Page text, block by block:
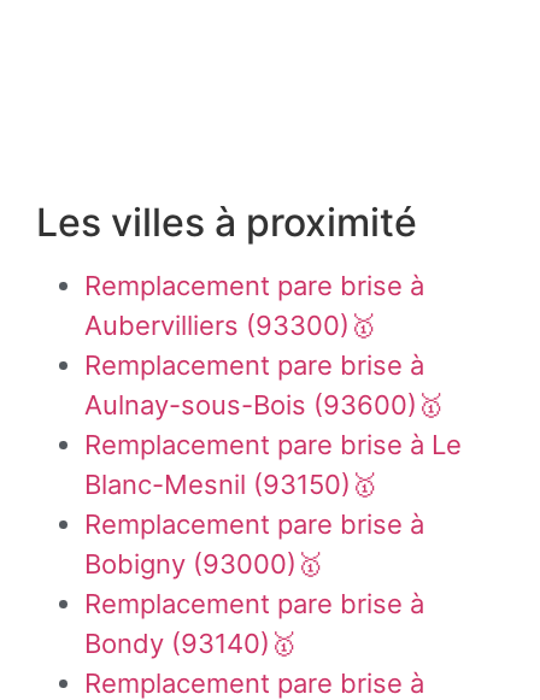
Les villes à proximité
Remplacement pare brise à
Aubervilliers (93300)🥇
Remplacement pare brise à
Aulnay-sous-Bois (93600)🥇
Remplacement pare brise à Le
Blanc-Mesnil (93150)🥇
Remplacement pare brise à
Bobigny (93000)🥇
Remplacement pare brise à
Bondy (93140)🥇
Remplacement pare brise à